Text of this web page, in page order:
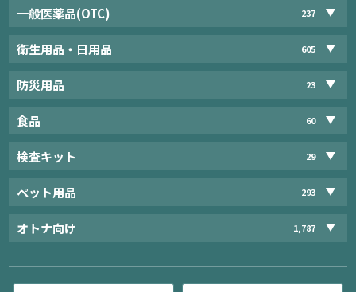
一般医薬品(OTC) 237
衛生用品・日用品 605
防災用品 23
食品 60
検査キット 29
ペット用品 293
オトナ向け 1,787